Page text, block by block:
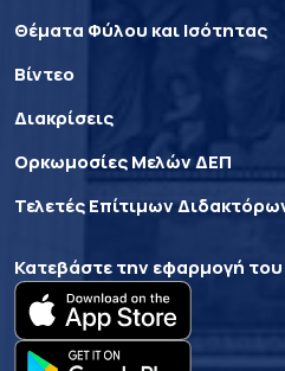
Θέματα Φύλου και Ισότητας
Βίντεο
Διακρίσεις
Ορκωμοσίες Μελών ΔΕΠ
Τελετές Επίτιμων
Κατεβάστε την εφαρμογή του